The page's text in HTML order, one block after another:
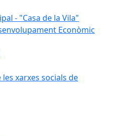
- "Casa de la Vila"
Econòmic
xarxes socials de